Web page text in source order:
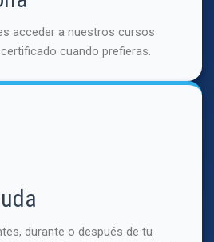
acceder a nuestros cursos
cuando prefieras.
durante o después de tu